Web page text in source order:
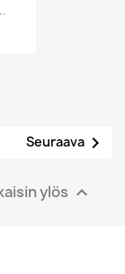
Seuraava 
ylös 